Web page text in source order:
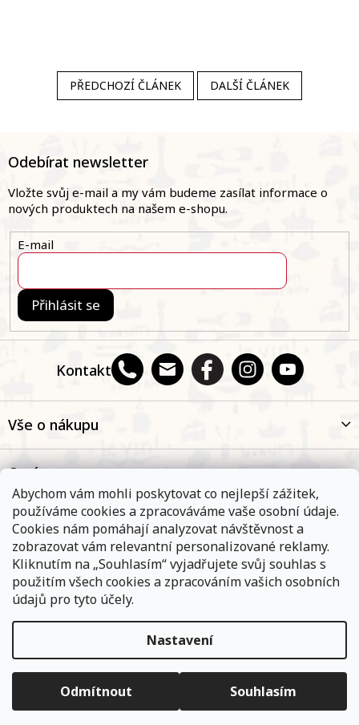
Abychom vám mohli poskytovat co nejlepší zážitek,
používáme cookies a zpracováváme vaše osobní údaje.
Cookies nám pomáhají analyzovat návštěvnost a
zobrazovat vám relevantní personalizované reklamy.
Kliknutím na „Souhlasím“ vyjadřujete svůj souhlas s
použitím všech cookies a zpracováním vašich osobních
údajů pro tyto účely.
Nastavení
Odmítnout Souhlasím
Objednávky, které přijmeme a jsou uhrazeny do 11,00 hodin
expedujeme ještě v ten samý den. Vyčkejte prosím na
informace od přepravní společnosti. Pokud jste zvolili osobní
vyzvednutí na některé z našich poboček - vyčkejte na informační
PŘEDCHOZÍ ČLÁNEK DALŠÍ ČLÁNEK
a
Kontakt
Odebírat newsletter
Vložte svůj e-mail a my vám budeme zasílat informace o
nových produktech na našem e-shopu.
E-mail
Přihlásit se
Vše o nákupu
O nás
Oblíbené kategorie
Kontakt
Vytvořil Shoptet|ShopCode